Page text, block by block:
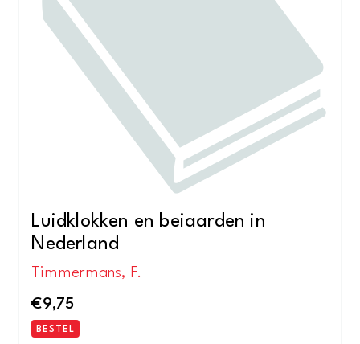
Luidklokken en beiaarden in
Nederland
Timmermans, F.
€9,75
BESTEL